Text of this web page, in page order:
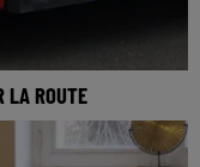
LA ROUTE